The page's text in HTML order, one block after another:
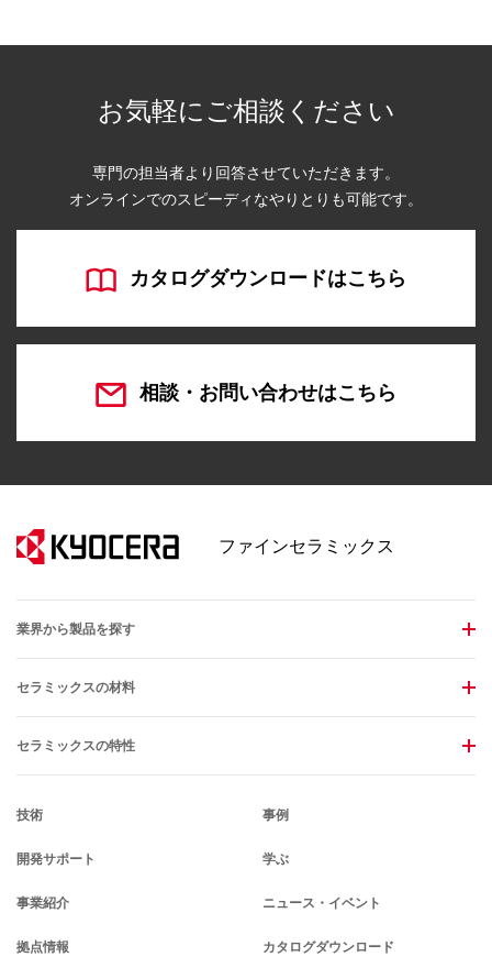
お気軽にご相談ください
専門の担当者より回答させていただきます。
オンラインでのスピーディなやりとりも可能です。
カタログダウンロードはこちら
相談・お問い合わせはこちら
ファインセラミックス
業界から製品を探す
セラミックスの材料
セラミックスの特性
技術 事例
開発サポート 学ぶ
事業紹介 ニュース・イベント
拠点情報 カタログダウンロード